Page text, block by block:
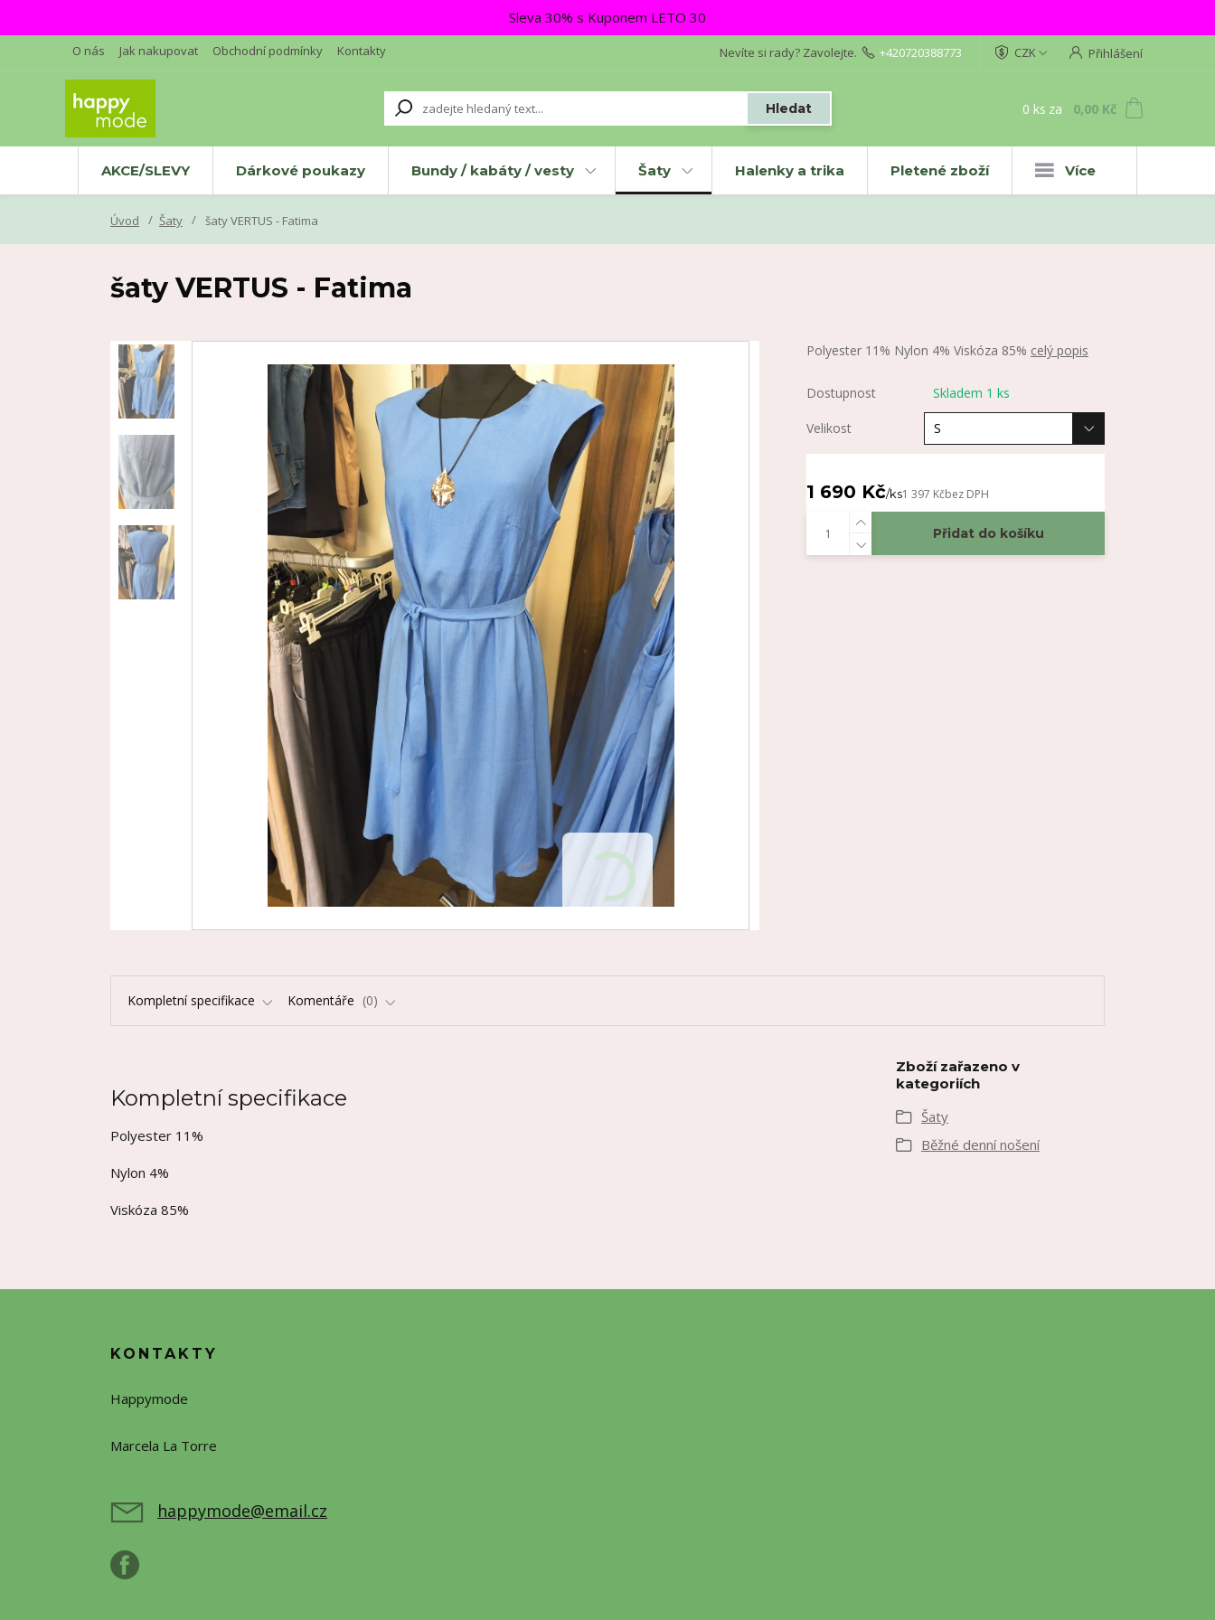
Sleva 30% s Kuponem LETO 30
O nás Jak nakupovat Obchodní podmínky Kontakty CZK Přihlášení
Hledat
Nevíte si rady? Zavolejte. +420720388773
0 ks za 0,00 Kč
AKCE/SLEVY Dárkové poukazy Bundy / kabáty / vesty Šaty Halenky a trika Pletené zboží Více
Úvod Šaty šaty VERTUS - Fatima
šaty VERTUS - Fatima
Polyester 11% Nylon 4% Viskóza 85% celý popis
Dostupnost Skladem 1 ks
Velikost
1 690 Kč/ks1 397 Kčbez DPH
Přidat do košíku
Kompletní specifikace Komentáře 0
Kompletní specifikace
Polyester 11%
Nylon 4%
Viskóza 85%
Zboží zařazeno v
kategoriích
Šaty
Běžné denní nošení
KONTAKTY
Happymode
Marcela La Torre
happymode@email.cz